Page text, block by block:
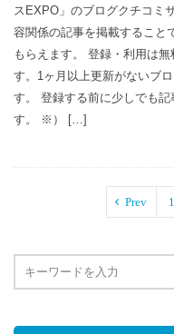
スEXPO」のブログクチコミ
容関係の記事を掲載すること
もらえます。 登録・利用は
す。1ヶ月以上更新がないブ
す。 登録する前に少しでも
す。 ※） […]
Prev 1